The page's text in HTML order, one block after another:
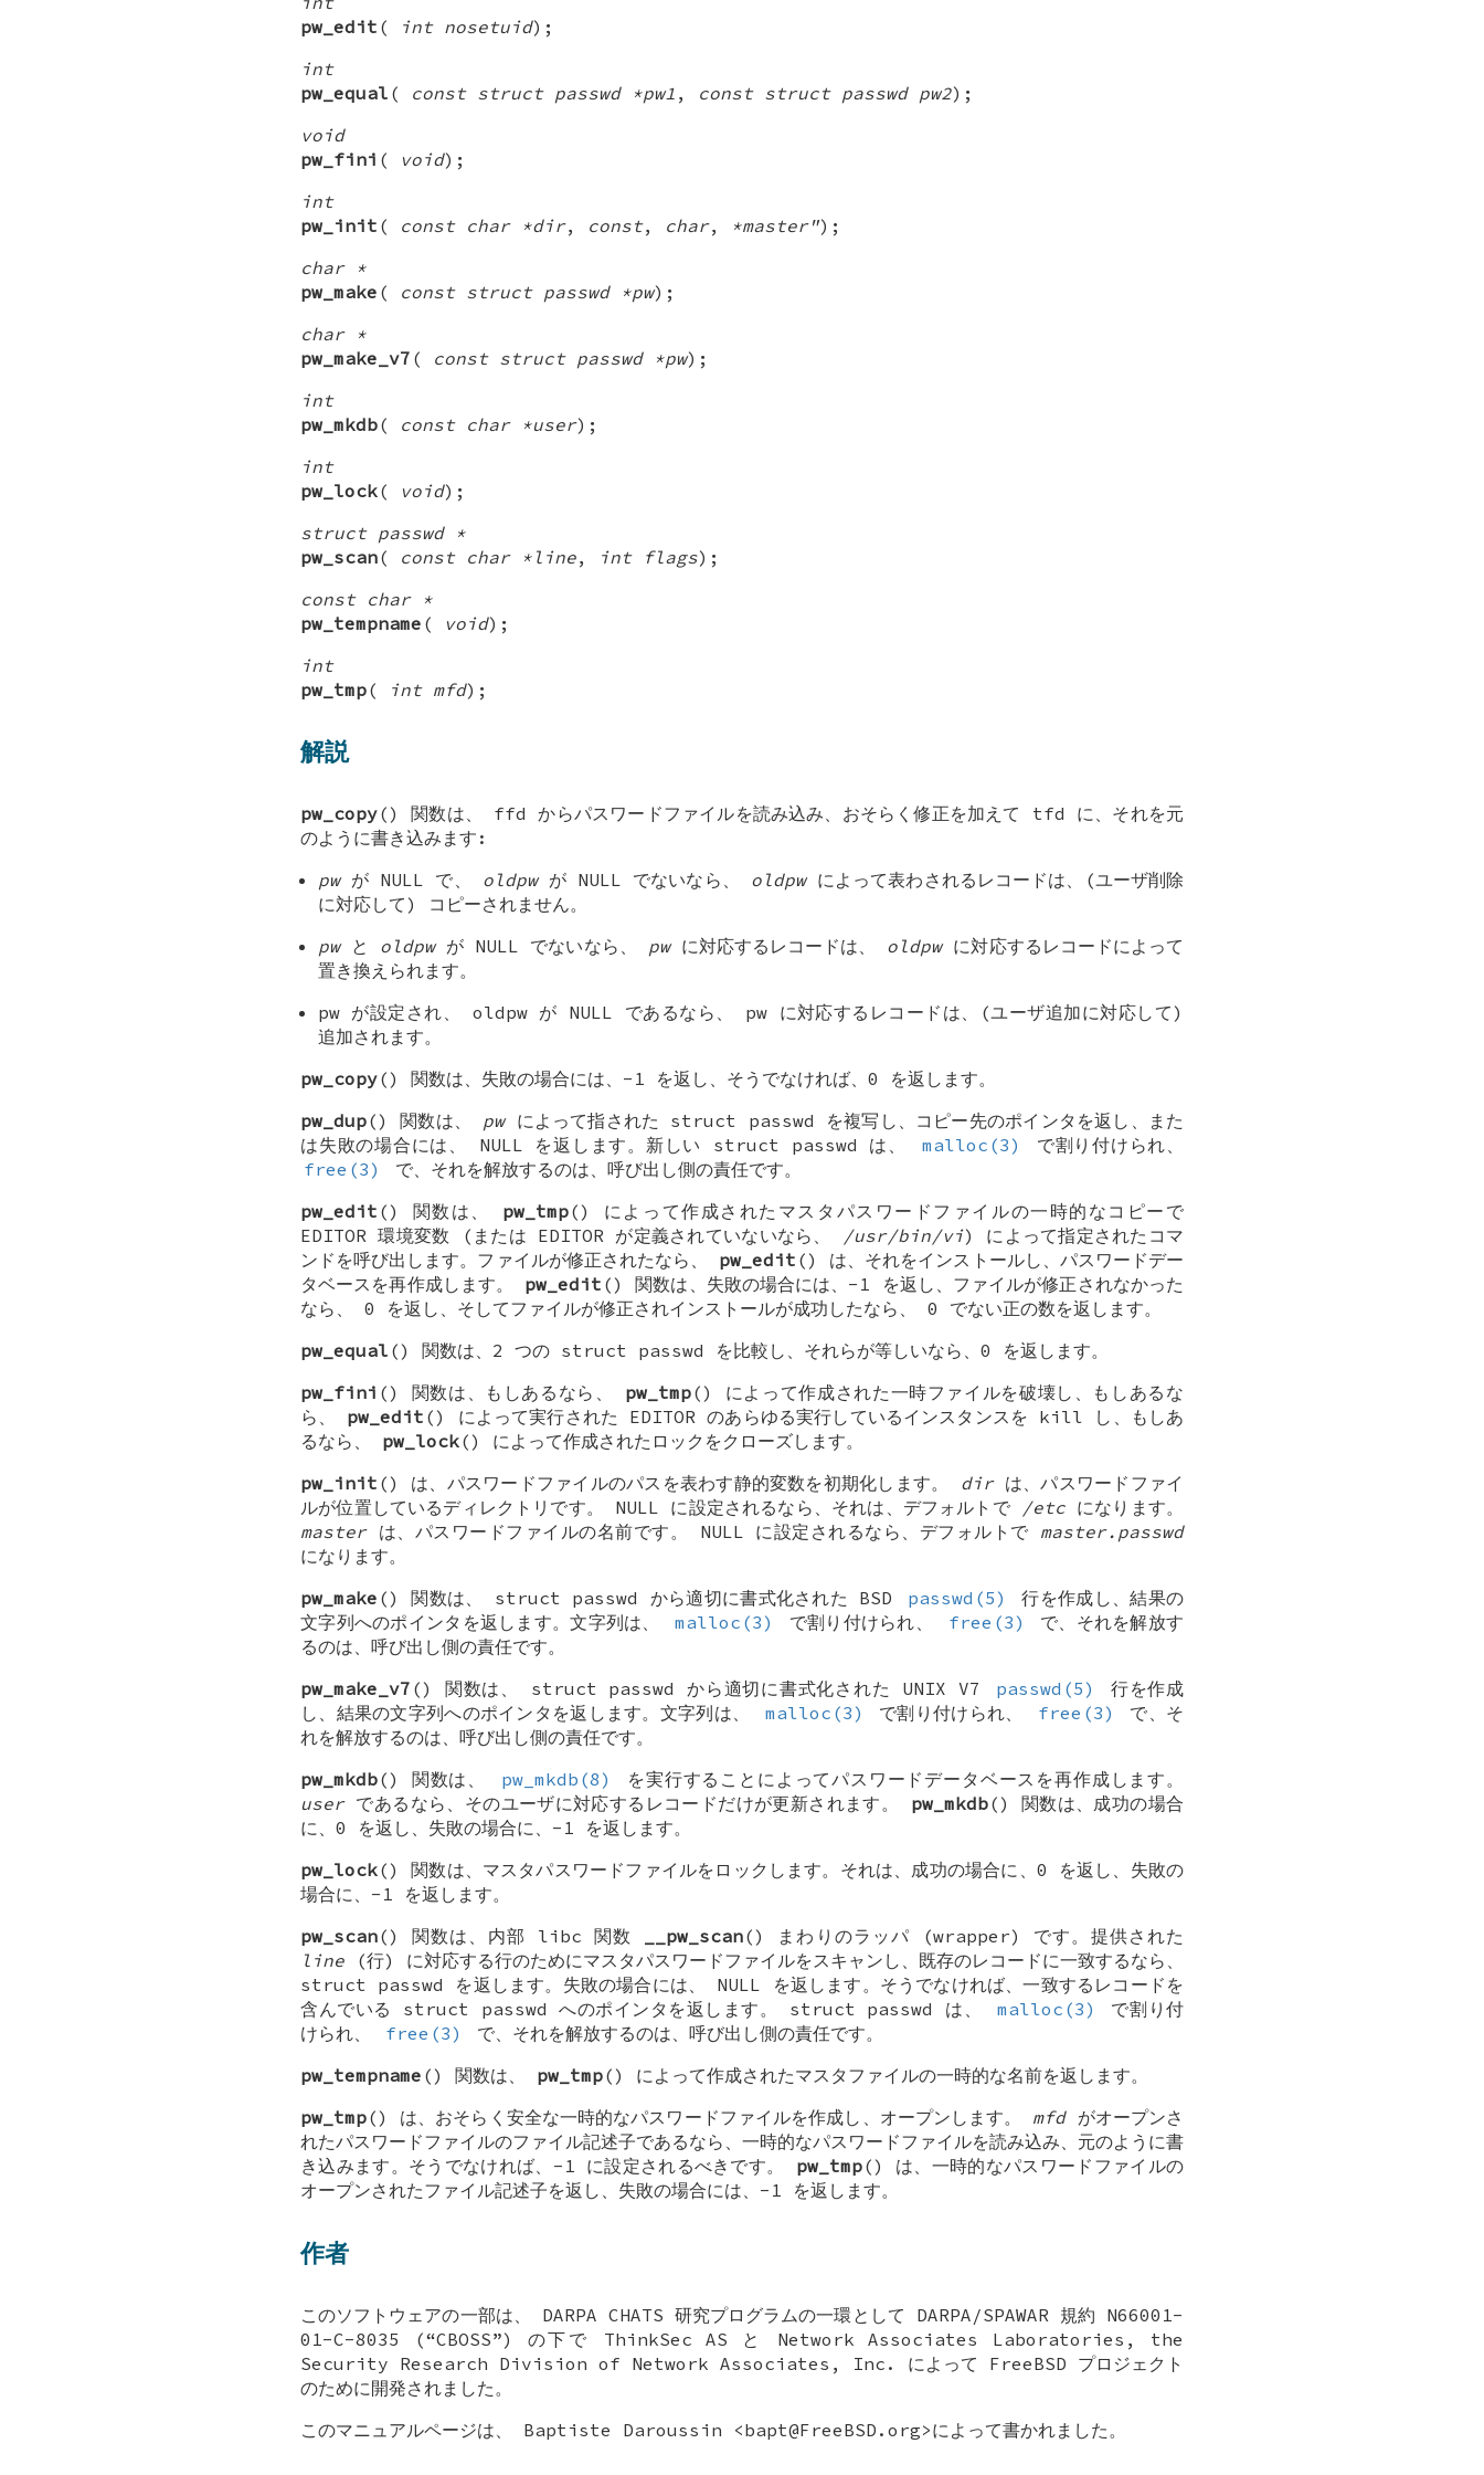
pw_edit ( int nosetuid);
int
pw_equal ( const struct passwd *pw1 , const struct passwd pw2);
void
pw_fini ( void);
int
pw_init ( const char *dir, const, char, *master");
char *
pw_make ( const struct passwd *pw);
char *
pw_make_v7 ( const struct passwd *pw);
int
pw_mkdb( const char *user);
int
pw_lock( void);
struct passwd *
pw_scan( const char *line, int flags);
const char *
pw_tempname ( void);
int
pw_tmp( int mfd);
解説
pw_copy() 関数は、 ffd からパスワードファイルを読み込み、おそらく修正を加えて tfd に、それを元
のように書き込みます:
pwが NULL で、 oldpwが NULL でないなら、 oldpwによって表わされるレコードは、(ユーザ削除
に対応して) コピーされません。
pwと oldpwが NULL でないなら、 pwに対応するレコードは、 oldpwに対応するレコードによって
置き換えられます。
pw が設定され、 oldpwが NULL であるなら、 pw に対応するレコードは、(ユーザ追加に対応して)
追加されます。
pw_copy() 関数は、失敗の場合には、-1 を返し、そうでなければ、0 を返します。
pw_dup() 関数は、 pwによって指された struct passwd を複写し、コピー先のポインタを返し、また
は失敗の場合には、 NULL を返します。新しい struct passwd は、 malloc(3)
で割り付けられ、
free(3)
で、それを解放するのは、呼び出し側の責任です。
pw_edit () 関数は、 pw_tmp() によって作成されたマスタパスワードファイルの一時的なコピーで
EDITOR 環境変数 (または EDITOR が定義されていないなら、 /usr/bin/vi) によって指定されたコマ
ンドを呼び出します。ファイルが修正されたなら、 pw_edit () は、それをインストールし、パスワードデー
タベースを再作成します。 pw_edit () 関数は、失敗の場合には、-1 を返し、ファイルが修正されなかった
なら、 0 を返し、そしてファイルが修正されインストールが成功したなら、 0 でない正の数を返します。
pw_equal () 関数は、2 つの struct passwd を比較し、それらが等しいなら、0 を返します。
pw_fini () 関数は、もしあるなら、 pw_tmp() によって作成された一時ファイルを破壊し、もしあるな
ら、 pw_edit () によって実行された EDITOR のあらゆる実行しているインスタンスを kill し、もしあ
るなら、 pw_lock() によって作成されたロックをクローズします。
pw_init () は、パスワードファイルのパスを表わす静的変数を初期化します。 dirは、パスワードファイ
ルが位置しているディレクトリです。 NULL に設定されるなら、それは、デフォルトで /etcになります。
masterは、パスワードファイルの名前です。 NULL に設定されるなら、デフォルトで master.passwd
になります。
pw_make () 関数は、 struct passwd から適切に書式化された BSD passwd(5)
行を作成し、結果の
文字列へのポインタを返します。文字列は、
malloc(3) で割り付けられ、 free(3)
で、それを解放す
るのは、呼び出し側の責任です。
pw_make_v7 () 関数は、 struct passwd から適切に書式化された UNIX V7 passwd(5)
行を作成
し、結果の文字列へのポインタを返します。文字列は、
malloc(3) で割り付けられ、 free(3)
で、そ
れを解放するのは、呼び出し側の責任です。
pw_mkdb() 関数は、 pw_mkdb(8)
を実行することによってパスワードデータベースを再作成します。
userであるなら、そのユーザに対応するレコードだけが更新されます。 pw_mkdb() 関数は、成功の場合
に、0 を返し、失敗の場合に、-1 を返します。
pw_lock() 関数は、マスタパスワードファイルをロックします。それは、成功の場合に、0 を返し、失敗の
場合に、-1 を返します。
pw_scan() 関数は、内部 libc 関数 __pw_scan() まわりのラッパ (wrapper) です。提供された
line (行) に対応する行のためにマスタパスワードファイルをスキャンし、既存のレコードに一致するなら、
struct passwd
を返します。失敗の場合には、 NULL を返します。そうでなければ、一致するレコードを
含んでいる struct passwd へのポインタを返します。 struct passwd は、 malloc(3)
で割り付
けられ、
free(3)
で、それを解放するのは、呼び出し側の責任です。
pw_tempname () 関数は、 pw_tmp() によって作成されたマスタファイルの一時的な名前を返します。
pw_tmp() は、おそらく安全な一時的なパスワードファイルを作成し、オープンします。 mfdがオープンさ
れたパスワードファイルのファイル記述子であるなら、一時的なパスワードファイルを読み込み、元のように書
き込みます。そうでなければ、-1 に設定されるべきです。 pw_tmp() は、一時的なパスワードファイルの
オープンされたファイル記述子を返し、失敗の場合には、-1 を返します。
作者
このソフトウェアの一部は、 DARPA CHATS 研究プログラムの一環として DARPA/SPAWAR 規約 N66001-
01-C-8035 (“CBOSS”) の下で ThinkSec AS と Network Associates Laboratories, the
Security Research Division of Network Associates, Inc. によって FreeBSD プロジェクト
のために開発されました。
このマニュアルページは、 Baptiste Daroussin <bapt@FreeBSD.org>によって書かれました。